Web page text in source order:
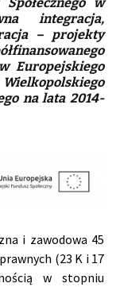
integracja,
– projekty
Europejskiego
na lata 2014-
i zawodowa 45
(23 K i 17
w stopniu